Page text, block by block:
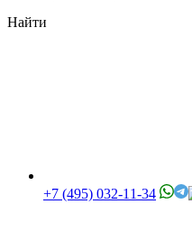
Найти
+7 (495) 032-11-34